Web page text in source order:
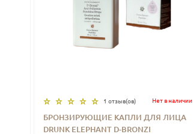
1 отзыв(ов) Нет в наличии
БРОНЗИРУЮЩИЕ КАПЛИ ДЛЯ ЛИЦА
DRUNK ELEPHANT D-BRONZI